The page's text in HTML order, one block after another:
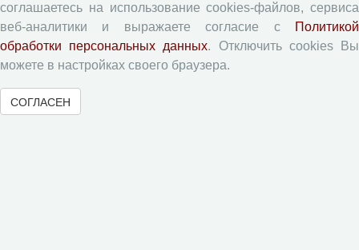
Памятка рецензенту
Форма рецензии
Журналы ВолНЦ РАН
соглашаетесь на использование cookies-файлов, сервиса
веб-аналитики и выражаете согласие с
Политикой
обработки персональных данных. Отключить cookies Вы
можете в настройках своего браузера.
СОГЛАСЕН